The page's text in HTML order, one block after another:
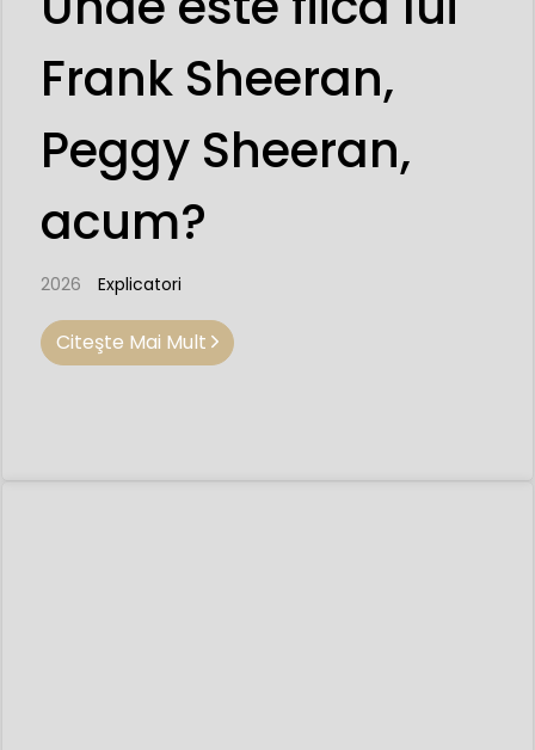
Frank Sheeran,
Peggy Sheeran,
acum?
2026 Explicatori
Citeşte Mai Mult